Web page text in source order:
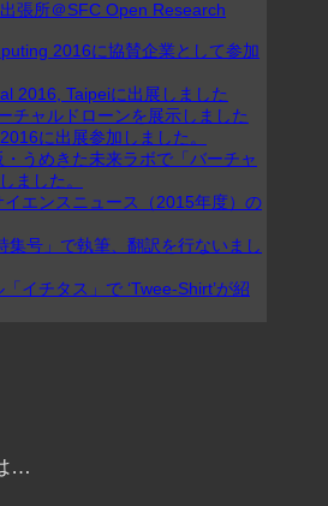
張所＠SFC Open Research
2016に協賛企業として参加
2016, Taipeiに出展しました
チャルドローンを展示しました
に出展参加しました。
うめきた未来ラボで「バーチャ
ました。
エンスニュース（2015年度）の
集号」で執筆、翻訳を行ないまし
イチタス」で ‘Twee-Shirt’が紹
…